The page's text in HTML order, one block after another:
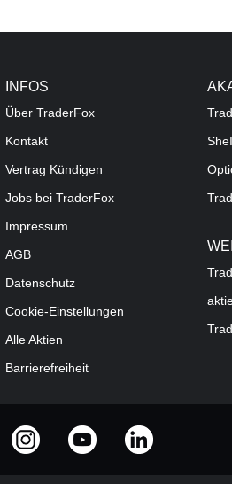
INFOS
Über TraderFox
Kontakt
Vertrag Kündigen
Jobs bei TraderFox
Impressum
AGB
Datenschutz
Cookie-Einstellungen
Alle Aktien
Barrierefreiheit